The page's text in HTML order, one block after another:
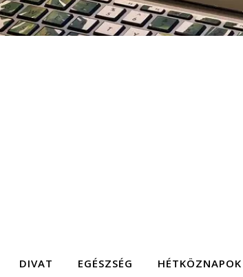
DIVAT EGÉSZSÉG HÉTKÖZNAPOK